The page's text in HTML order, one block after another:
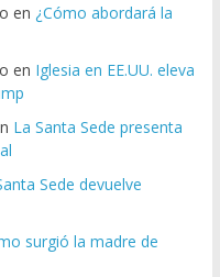
en ¿Cómo abordará la
en Iglesia en EE.UU. eleva
La Santa Sede presenta
Sede devuelve
surgió la madre de